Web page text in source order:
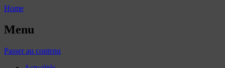
Home
Menu
Passer au contenu